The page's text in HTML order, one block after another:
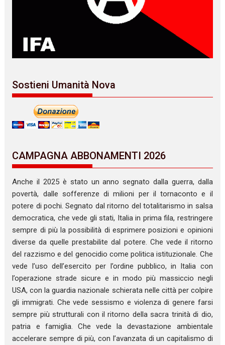
Sostieni Umanità Nova
CAMPAGNA ABBONAMENTI 2026
Anche il 2025 è stato un anno segnato dalla guerra, dalla
povertà, dalle sofferenze di milioni per il tornaconto e il
potere di pochi. Segnato dal ritorno del totalitarismo in salsa
democratica, che vede gli stati, Italia in prima fila, restringere
sempre di più la possibilità di esprimere posizioni e opinioni
diverse da quelle prestabilite dal potere. Che vede il ritorno
del razzismo e del genocidio come politica istituzionale. Che
vede l’uso dell’esercito per l’ordine pubblico, in Italia con
l’operazione strade sicure e in modo più massiccio negli
USA, con la guardia nazionale schierata nelle città per colpire
gli immigrati. Che vede sessismo e violenza di genere farsi
sempre più strutturali con il ritorno della sacra trinità di dio,
patria e famiglia. Che vede la devastazione ambientale
accelerare sempre di più, con l’avanzata di un capitalismo di